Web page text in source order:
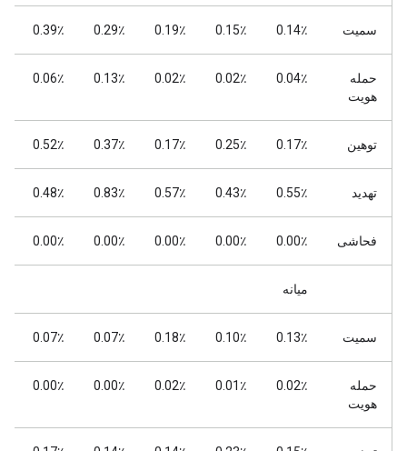
سمیت 0.14٪ 0.15٪ 0.19٪ 0.29٪ 0.39٪
حمله
هویت
0.04٪ 0.02٪ 0.02٪ 0.13٪ 0.06٪
توهین 0.17٪ 0.25٪ 0.17٪ 0.37٪ 0.52٪
تهدید 0.55٪ 0.43٪ 0.57٪ 0.83٪ 0.48٪
فحاشی 0.00٪ 0.00٪ 0.00٪ 0.00٪ 0.00٪
میانه
سمیت 0.13٪ 0.10٪ 0.18٪ 0.07٪ 0.07٪
حمله
هویت
0.02٪ 0.01٪ 0.02٪ 0.00٪ 0.00٪